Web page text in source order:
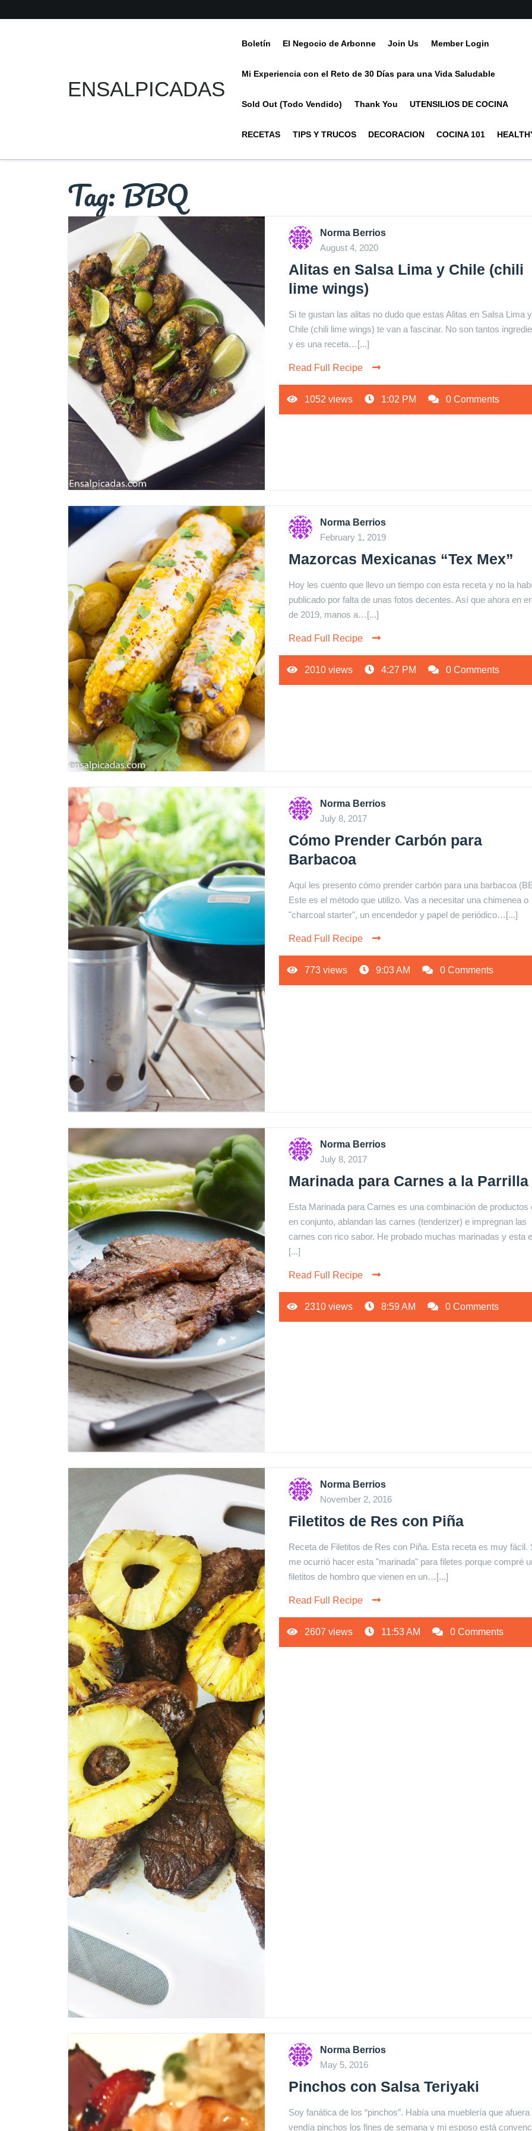
to
ENSALPICADAS
Boletín El Negocio de Arbonne Join Us Member Login
Mi Experiencia con el Reto de 30 Días para una Vida Saludable
Sold Out (Todo Vendido) Thank You UTENSILIOS DE COCINA
RECETAS TIPS Y TRUCOS DECORACION COCINA 101
Tag:BBQ
Norma Berrios
August 4, 2020
Alitas en Salsa Lima y Chile (chili
lime wings)
Si te gustan las alitas no dudo que estas Alitas en Salsa Lima y
Chile (chili lime wings) te van a fascinar. No son tantos
y es una receta…[...]
Read Full Recipe
1052 views 1:02 PM 0 Comments
Norma Berrios
February 1, 2019
Mazorcas Mexicanas “Tex Mex”
Hoy les cuento que llevo un tiempo con esta receta y no la
publicado por falta de unas fotos decentes. Así que ahora en
de 2019, manos a…[...]
Read Full Recipe
2010 views 4:27 PM 0 Comments
Norma Berrios
July 8, 2017
Cómo Prender Carbón para
Barbacoa
Aquí les presento cómo prender carbón para una barbacoa
Este es el método que utilizo. Vas a necesitar una chimenea o
"charcoal starter", un encendedor y papel de periódico…[...]
Read Full Recipe
773 views 9:03 AM 0 Comments
Norma Berrios
July 8, 2017
Marinada para Carnes a la Parrilla
Esta Marinada para Carnes es una combinación de productos
en conjunto, ablandan las carnes (tenderizer) e impregnan las
carnes con rico sabor. He probado muchas marinadas y esta
[...]
Read Full Recipe
2310 views 8:59 AM 0 Comments
Norma Berrios
November 2, 2016
Filetitos de Res con Piña
Receta de Filetitos de Res con Piña. Esta receta es muy fácil.
me ocurrió hacer esta "marinada" para filetes porque compré
filetitos de hombro que vienen en un…[...]
Read Full Recipe
2607 views 11:53 AM 0 Comments
Norma Berrios
May 5, 2016
Pinchos con Salsa Teriyaki
Soy fanática de los “pinchos”. Había una mueblería que afuera
vendía pinchos los fines de semana y mi esposo está